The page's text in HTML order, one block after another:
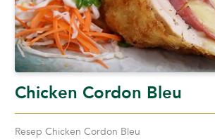
Chicken Cordon Bleu
Resep Chicken Cordon Bleu